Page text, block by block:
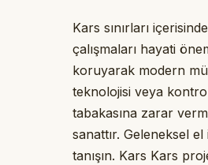
Kars sınırları
çalışmaları hayati
koruyarak modern
teknolojisi veya
tabakasına zarar
sanattır. Geleneksel
tanışın. Kars Kars